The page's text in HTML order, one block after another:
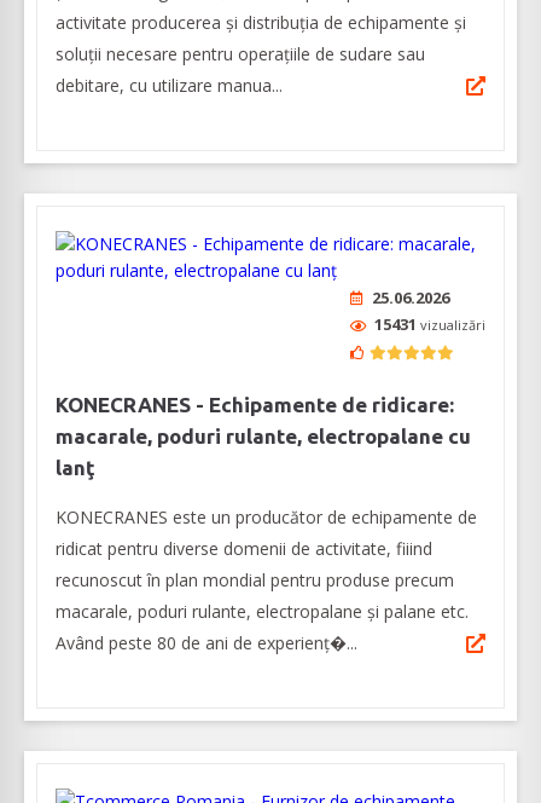
activitate producerea și distribuția de echipamente și
soluții necesare pentru operațiile de sudare sau
debitare, cu utilizare manua...
25.06.2026
15431 vizualizări
KONECRANES - Echipamente de ridicare:
macarale, poduri rulante, electropalane cu
lanţ
KONECRANES este un producător de echipamente de
ridicat pentru diverse domenii de activitate, fiiind
recunoscut în plan mondial pentru produse precum
macarale, poduri rulante, electropalane şi palane etc.
Având peste 80 de ani de experienţ�...